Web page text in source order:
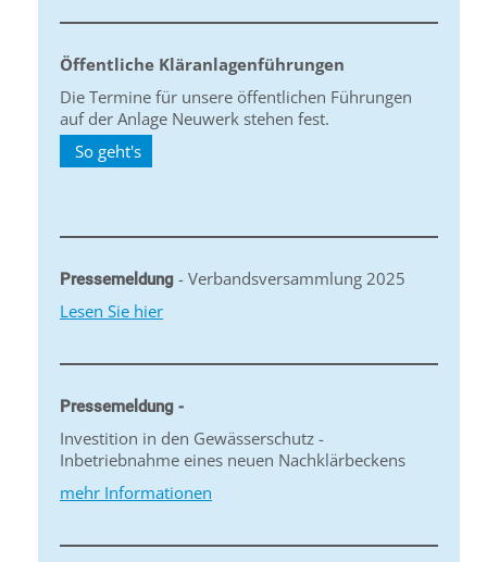
Öffentliche Kläranlagenführungen
Die Termine für unsere öffentlichen Führungen
auf der Anlage Neuwerk stehen fest.
So geht's
Pressemeldung - Verbandsversammlung 2025
Lesen Sie hier
Pressemeldung -
Investition in den Gewässerschutz -
Inbetriebnahme eines neuen Nachklärbeckens
mehr Informationen